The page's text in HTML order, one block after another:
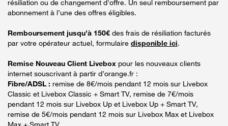
résiliation ou de changement d'offre. Un seul remboursement par
abonnement à l’une des offres éligibles.
Remboursement jusqu’à 150€ des frais de résiliation facturés
par votre opérateur actuel, formulaire disponible ici.
Remise Nouveau Client Livebox pour les nouveaux clients
internet souscrivant à partir d’orange.fr :
Fibre/ADSL : remise de 8€/mois pendant 12 mois sur Livebox
Classic et Livebox Classic + Smart TV, remise de 7€/mois
pendant 12 mois sur Livebox Up et Livebox Up + Smart TV,
remise de 5€/mois pendant 12 mois sur Livebox Max et Livebox
Max + Smart TV.